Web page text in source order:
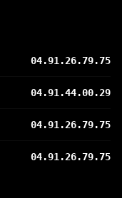
04.91.26.79.75
04.91.44.00.29
04.91.26.79.75
04.91.26.79.75